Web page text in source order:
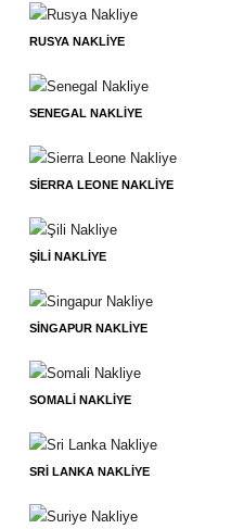
RUSYA NAKLIYE
SENEGAL NAKLIYE
SIERRA LEONE NAKLIYE
ŞILI NAKLIYE
SINGAPUR NAKLIYE
SOMALI NAKLIYE
SRI LANKA NAKLIYE